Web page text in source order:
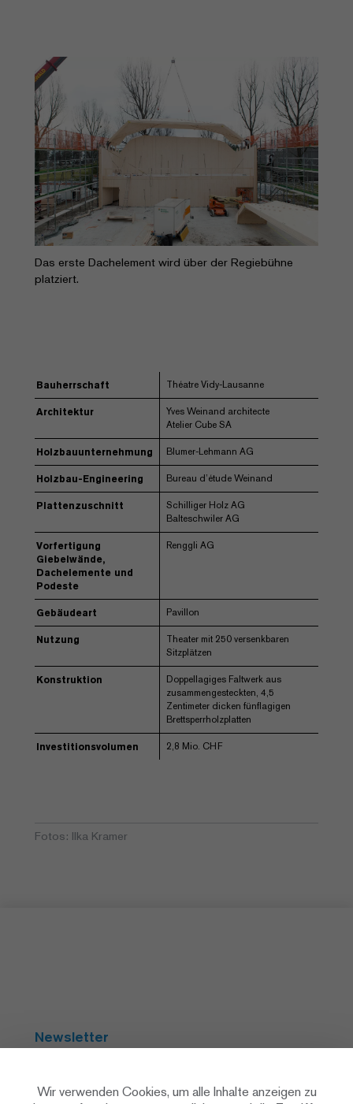
Das erste Dachelement wird über der Regiebühne
platziert.
Bauherrschaft Théatre Vidy-Lausanne
Architektur
Yves Weinand architecte
Atelier Cube SA
Holzbauunternehmung Blumer-Lehmann AG
Holzbau-Engineering Bureau d’étude Weinand
Plattenzuschnitt
Schilliger Holz AG
Balteschwiler AG
Vorfertigung
Giebelwände,
Dachelemente und
Podeste
Renggli AG
Gebäudeart Pavillon
Nutzung
Theater mit 250 versenkbaren
Sitzplätzen
Konstruktion
Doppellagiges Faltwerk aus
zusammengesteckten, 4,5
Zentimeter dicken fünflagigen
Brettsperrholzplatten
Investitionsvolumen 2,8 Mio. CHF
Fotos: Ilka Kramer
Newsletter
Wir verwenden Cookies, um alle Inhalte anzeigen zu